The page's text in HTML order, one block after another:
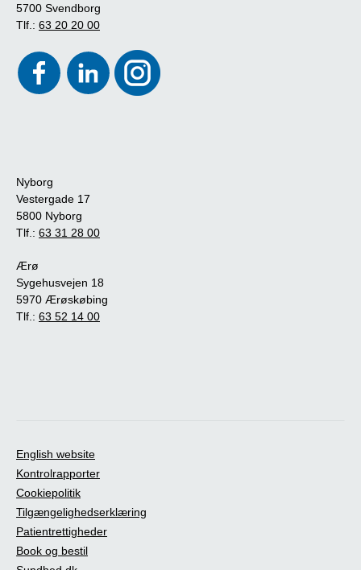
5700 Svendborg
Tlf.: 63 20 20 00
Nyborg
Vestergade 17
5800 Nyborg
Tlf.: 63 31 28 00
Ærø
Sygehusvejen 18
5970 Ærøskøbing
Tlf.: 63 52 14 00
English website
Kontrolrapporter
Cookiepolitik
Tilgængelighedserklæring
Patientrettigheder
Book og bestil